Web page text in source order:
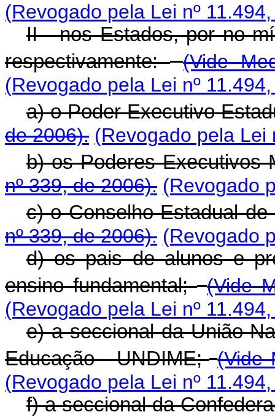
(Revogado pela Lei nº
II - nos Estados, por no
respectivamente: (Vide
(Revogado pela Lei nº
a) o Poder Executivo
de 2006). (Revogado pela Lei
b) os Poderes Executivos
nº 339, de 2006). (Revogado
c) o Conselho Estadual
nº 339, de 2006). (Revogado
d) os pais de alunos e
ensino fundamental; (Vide
(Revogado pela Lei nº
e) a seccional da União
Educação - UNDIME; (Vide
(Revogado pela Lei nº
f) a seccional da